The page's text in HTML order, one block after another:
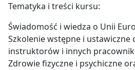
Tematyka i treści kursu:
Świadomość i wiedza o Unii
Szkolenie wstępne i ustawiczne
instruktorów i innych
Zdrowie fizyczne i psychiczne